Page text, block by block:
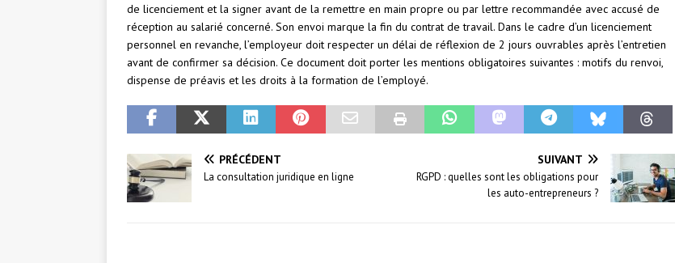
de licenciement et la signer avant de la remettre en main propre ou par lettre recommandée avec accusé de
réception au salarié concerné. Son envoi marque la fin du contrat de travail. Dans le cadre d’un licenciement
personnel en revanche, l’employeur doit respecter un délai de réflexion de 2 jours ouvrables après l’entretien
avant de confirmer sa décision. Ce document doit porter les mentions obligatoires suivantes : motifs du renvoi,
dispense de préavis et les droits à la formation de l’employé.
PRÉCÉDENT
La consultation juridique en ligne
SUIVANT
RGPD : quelles sont les obligations pour
les auto-entrepreneurs ?